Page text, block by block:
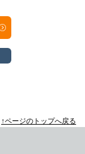
↑ページのトップへ戻る